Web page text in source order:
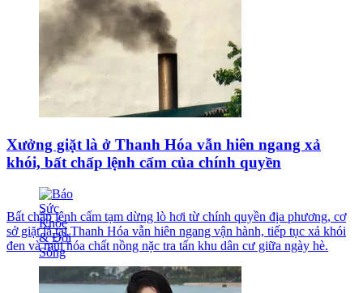
Xưởng giặt là ở Thanh Hóa vẫn hiên ngang xả
khói, bất chấp lệnh cấm của chính quyền
Bất chấp lệnh cấm tạm dừng lò hơi từ chính quyền địa phương, cơ
sở giặt là tại Thanh Hóa vẫn hiên ngang vận hành, tiếp tục xả khói
đen và mùi hóa chất nồng nặc tra tấn khu dân cư giữa ngày hè.